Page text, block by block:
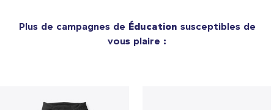
Plus de campagnes de Éducation susceptibles de
vous plaire :